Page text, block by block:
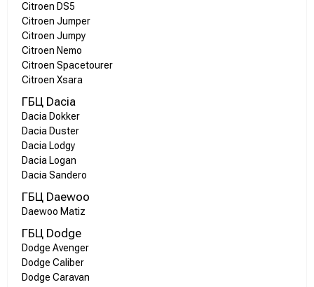
Citroen DS5
Citroen Jumper
Citroen Jumpy
Citroen Nemo
Citroen Spacetourer
Citroen Xsara
ГБЦ Dacia
Dacia Dokker
Dacia Duster
Dacia Lodgy
Dacia Logan
Dacia Sandero
ГБЦ Daewoo
Daewoo Matiz
ГБЦ Dodge
Dodge Avenger
Dodge Caliber
Dodge Caravan